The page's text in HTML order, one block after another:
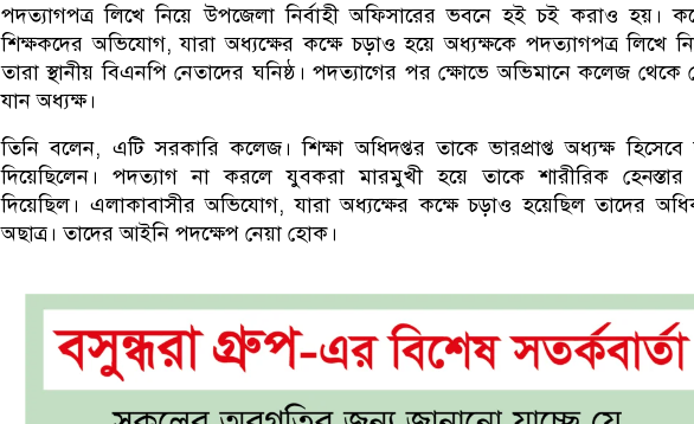
পদত্যাগপত্র লিখে নিয়ে উপজেলা নির্বাহী অফিসারের ভবনে হই চই করাও হয়।
শিক্ষকদের অভিযোগ, যারা অধ্যক্ষের কক্ষে চড়াও হয়ে অধ্যক্ষকে পদত্যাগপত্র লিখে
তারা স্থানীয় বিএনপি নেতাদের ঘনিষ্ঠ। পদত্যাগের পর ক্ষোভে অভিমানে কলেজ থেকে
যান অধ্যক্ষ।
তিনি বলেন, এটি সরকারি কলেজ। শিক্ষা অধিদপ্তর তাকে ভারপ্রাপ্ত অধ্যক্ষ হিসেবে
দিয়েছিলেন। পদত্যাগ না করলে যুবকরা মারমুখী হয়ে তাকে শারীরিক
দিয়েছিল। এলাকাবাসীর অভিযোগ, যারা অধ্যক্ষের কক্ষে চড়াও হয়েছিল তাদের
অছাত্র। তাদের আইনি পদক্ষেপ নেয়া হোক।